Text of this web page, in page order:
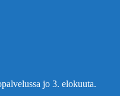
jo 3. elokuuta.